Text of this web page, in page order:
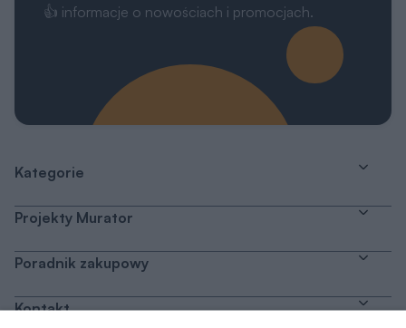
👍 informacje o nowościach i promocjach.
Kategorie
Projekty Murator
Poradnik zakupowy
Kontakt